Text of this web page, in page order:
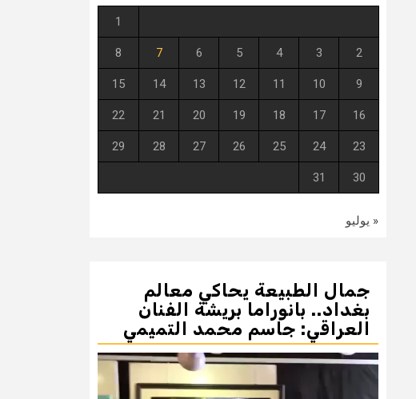
1
2
3
4
5
6
7
8
9
10
11
12
13
14
15
16
17
18
19
20
21
22
23
24
25
26
27
28
29
30
31
« يوليو
جمال الطبيعة يحاكي معالم
بغداد.. بانوراما بريشة الفنان
العراقي: جاسم محمد التميمي
مشغل